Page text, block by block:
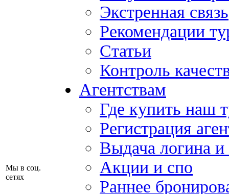
Мы в соц.
сетях
Экстренная связь
Рекомендации
Статьи
Контроль
Агентствам
Где купить наш
Регистрация
Выдача логина и
Акции и спо
Раннее